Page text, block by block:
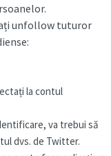
unfollow tuturor
la contul
va trebui să
dvs. de Twitter.